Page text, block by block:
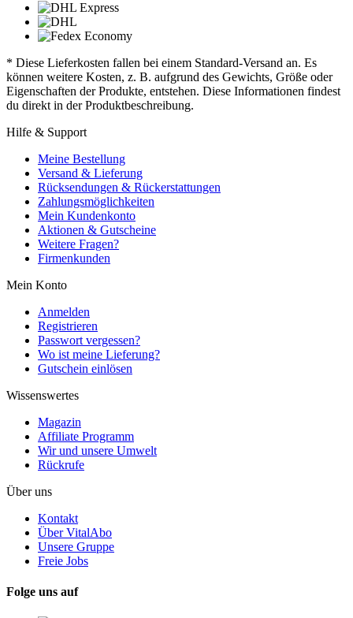
* Diese Lieferkosten fallen bei einem Standard-Versand an. Es
können weitere Kosten, z. B. aufgrund des Gewichts, Größe oder
Eigenschaften der Produkte, entstehen. Diese Informationen findest
du direkt in der Produktbeschreibung.
Hilfe & Support
Meine Bestellung
Versand & Lieferung
Rücksendungen & Rückerstattungen
Zahlungsmöglichkeiten
Mein Kundenkonto
Aktionen & Gutscheine
Weitere Fragen?
Firmenkunden
Mein Konto
Anmelden
Registrieren
Passwort vergessen?
Wo ist meine Lieferung?
Gutschein einlösen
Wissenswertes
Magazin
Affiliate Programm
Wir und unsere Umwelt
Rückrufe
Über uns
Kontakt
Über VitalAbo
Unsere Gruppe
Freie Jobs
Folge uns auf